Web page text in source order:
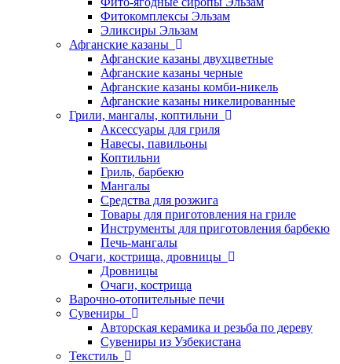
Фитокомплексы Эльзам
Эликсиры Эльзам
Афганские казаны
Афганские казаны двухцветные
Афганские казаны черные
Афганские казаны комби-никель
Афганские казаны никелированные
Грили, мангалы, коптильни
Аксессуары для гриля
Навесы, павильоны
Коптильни
Гриль, барбекю
Мангалы
Средства для розжига
Товары для приготовления на гриле
Инструменты для приготовления барбекю
Печь-мангалы
Очаги, кострища, дровницы
Дровницы
Очаги, кострища
Варочно-отопительные печи
Сувениры
Авторская керамика и резьба по дереву
Сувениры из Узбекистана
Текстиль